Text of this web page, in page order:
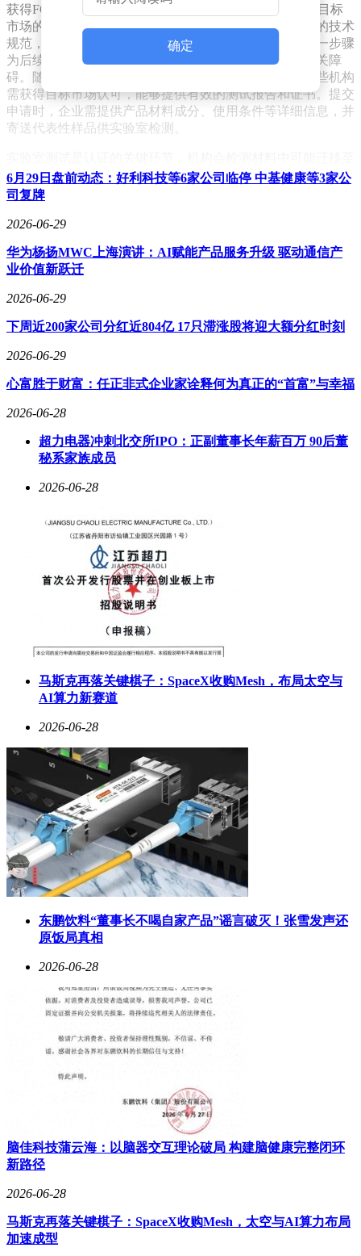
获得FCM认证需遵循一套标准化流程。企业首先需明确目标
市场的法规要求，如欧盟、美国或中国等地区均有各自的技术
规范，涉及允许使用的材料清单、迁移限量等细节。这一步骤
为后续操作奠定基础，避免因不符合当地标准而遭遇清关障
碍。随后，企业需选择具备资质的第三方检测机构，这些机构
需获得目标市场认可，能够提供有效的测试报告和证书。提交
申请时，企业需提供产品材料成分、使用条件等详细信息，并
寄送代表性样品供实验室检测。
食品的物质，如重金属、塑化剂等。测试项目根据目标市场标
准确定，可能包括总迁移测试、特定迁移测试和感官测试等。
求。若通过审核，企业将获得FCM符合性证书，证书上会标
注产品名称、材料类型、适用标准等信息，有效期内的证书可
用于市场清关和销售。
通常设有有效期，企业需在到期前进行复查或更新测试，以应
对法规变化或产品改进。生产过程中，企业还应实施严格的质
一，若产品使用多种材料或添加剂，需分别测试其迁移性，可
能增加样本数量和成本。法规更新也可能影响认证结果，企业
需密切关注目标市场动态，及时调整产品设计或测试计划。
对于跨境电商卖家而言，提前规划认证时间至关重要。测试和
审核周期可能较长，企业需预留足够时间，避免因认证延迟影
响产品上市计划。选择经验丰富的检测机构作为合作伙伴，可
能确保产品合规，还能提升市场竞争力，为消费者提供更安全
确定
6月29日盘前动态：好利科技等6家公司临停 中基健康等3家公
司复牌
2026-06-29
华为杨扬MWC上海演讲：AI赋能产品服务升级 驱动通信产
业价值新跃迁
2026-06-29
下周近200家公司分红近804亿 17只滞涨股将迎大额分红时刻
2026-06-29
心富胜于财富：任正非式企业家诠释何为真正的“首富”与幸福
2026-06-28
超力电器冲刺北交所IPO：正副董事长年薪百万 90后董
秘系家族成员
2026-06-28
马斯克再落关键棋子：SpaceX收购Mesh，布局太空与
AI算力新赛道
2026-06-28
东鹏饮料“董事长不喝自家产品”谣言破灭！张雪发声还
原饭局真相
2026-06-28
脑佳科技蒲云海：以脑器交互理论破局 构建脑健康完整闭环
新路径
2026-06-28
马斯克再落关键棋子：SpaceX收购Mesh，太空与AI算力布局
加速成型